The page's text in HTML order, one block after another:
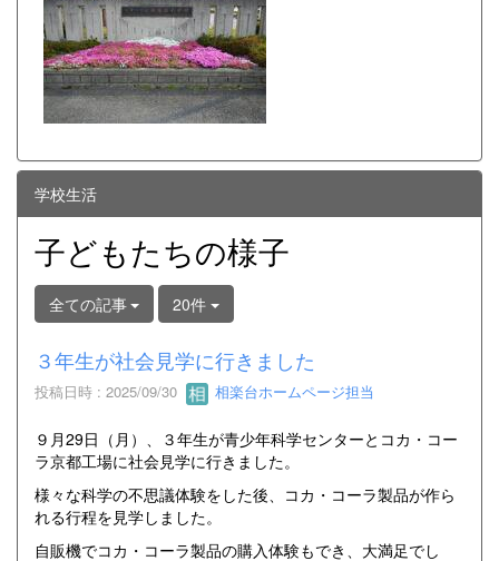
学校生活
子どもたちの様子
全ての記事 20件
３年生が社会見学に行きました
投稿日時 : 2025/09/30 相楽台ホームページ担当
９月29日（月）、３年生が青少年科学センターとコカ・コー
ラ京都工場に社会見学に行きました。
様々な科学の不思議体験をした後、コカ・コーラ製品が作ら
れる行程を見学しました。
自販機でコカ・コーラ製品の購入体験もでき、大満足でし